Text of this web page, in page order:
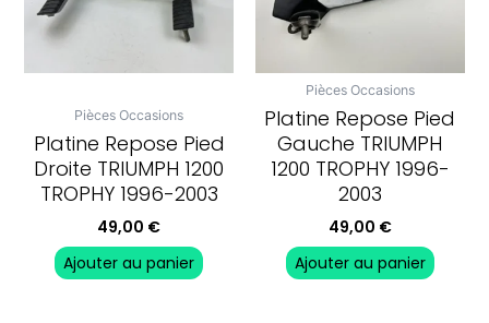
Pièces Occasions
Platine Repose Pied
Droite TRIUMPH 1200
TROPHY 1996-2003
49,00 €
Ajouter au panier
Pièces Occasions
Platine Repose Pied
Gauche TRIUMPH
1200 TROPHY 1996-
2003
49,00 €
Ajouter au panier